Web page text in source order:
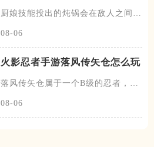
厨娘技能投出的炖锅会在敌人之间反
08-06
火影忍者手游落风传矢仓怎么玩
落风传矢仓属于一个B级的忍者，带
08-06